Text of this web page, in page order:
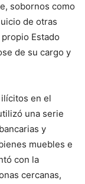
sobornos como
de otras
Estado
de su cargo y
en el
una serie
y
muebles e
con la
cercanas,